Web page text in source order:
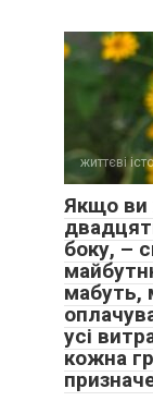
життєві
Якщо ви
боку, –
мабуть,
усі
кожна